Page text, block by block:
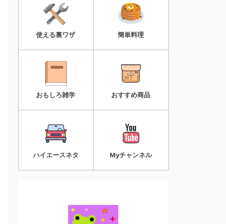
使える裏ワザ 簡単料理
おもしろ雑学 おすすめ商品
ハイエースネタ Myチャンネル